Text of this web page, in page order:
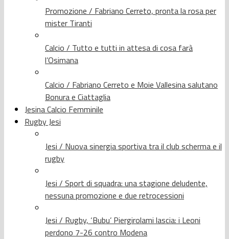
Promozione / Fabriano Cerreto, pronta la rosa per
mister Tiranti
Calcio / Tutto e tutti in attesa di cosa farà
l’Osimana
Calcio / Fabriano Cerreto e Moie Vallesina salutano
Bonura e Ciattaglia
Jesina Calcio Femminile
Rugby Jesi
Jesi / Nuova sinergia sportiva tra il club scherma e il
rugby
Jesi / Sport di squadra: una stagione deludente,
nessuna promozione e due retrocessioni
Jesi / Rugby, ‘Bubu’ Piergirolami lascia: i Leoni
perdono 7-26 contro Modena